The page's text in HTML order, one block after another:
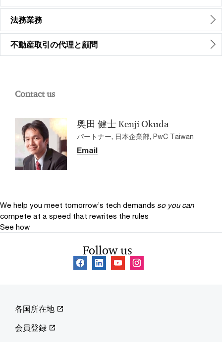
法務業務
不動産取引の代理と顧問
Contact us
奥田 健士 Kenji Okuda
パートナー, 日本企業部, PwC Taiwan
Email
We help you meet tomorrow’s tech demands so you can
compete at a speed that rewrites the rules
See how
Follow us
各国所在地
会員登録